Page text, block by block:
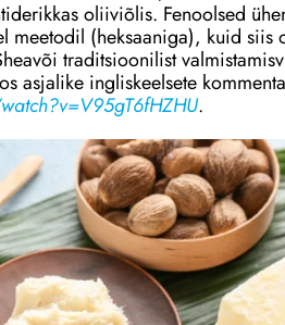
oliiviõlis. Fenoolsed
meetodil (heksaaniga), kuid siis
traditsioonilist
asjalike ingliskeelsete
.